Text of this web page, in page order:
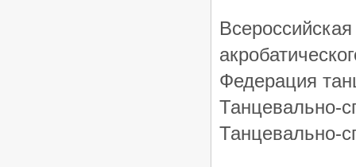
Федерация
Танцевально-
Танцевально-